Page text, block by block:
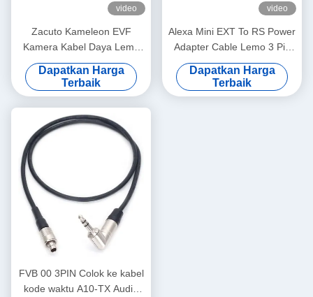
video
Zacuto Kameleon EVF
Kamera Kabel Daya Lemo
Berputar Sudut Kanan 4 Pin
Pria Untuk Membalikkan D-
Tap
Dapatkan Harga
Terbaik
video
Alexa Mini EXT To RS Power
Adapter Cable Lemo 3 Pin
Female To 7 Pin Male
Dapatkan Harga
Terbaik
FVB 00 3PIN Colok ke kabel
kode waktu A10-TX Audio